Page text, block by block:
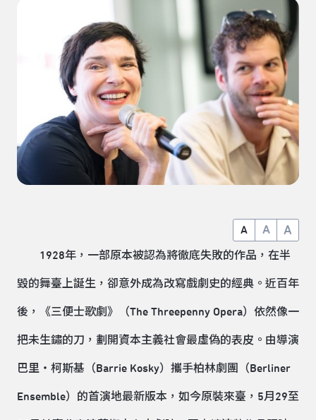
A A A
1928年，一部原本被認為將徹底失敗的作品，在半
毀的舞臺上誕生，卻意外成為改寫戲劇史的經典。近百年
後，《三便士歌劇》（The Threepenny Opera）依然像一
把未生鏽的刀，劃開資本主義社會最虛偽的表皮。由導演
巴里・柯斯基（Barrie Kosky）攜手柏林劇團（Berliner
Ensemble）的首演地最新版本，如今原裝來臺，5月29至